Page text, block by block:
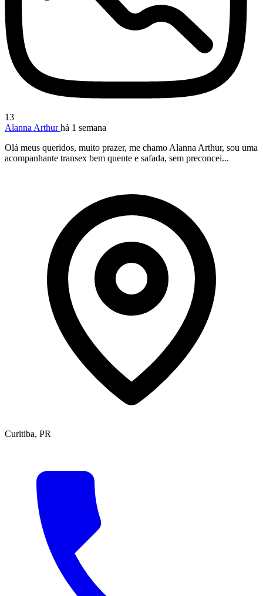
13
Alanna Arthur há 1 semana
Olá meus queridos, muito prazer, me chamo Alanna Arthur, sou uma
acompanhante transex bem quente e safada, sem preconcei...
Curitiba, PR